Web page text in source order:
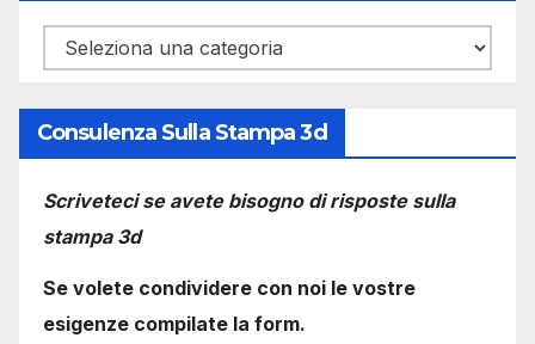
Categorie
Consulenza Sulla Stampa 3d
Scriveteci se avete bisogno di risposte sulla
stampa 3d
Se volete condividere con noi le vostre
esigenze compilate la form.